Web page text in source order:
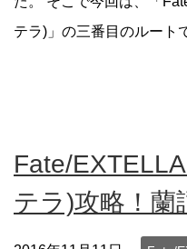
テラ)」の三番目のルート
Fate/
テラ)攻略！蘭